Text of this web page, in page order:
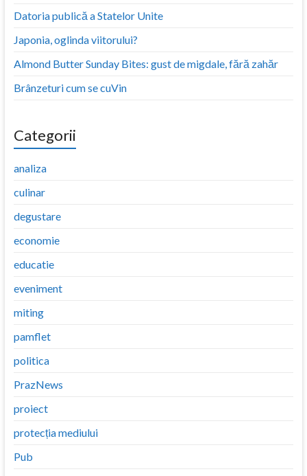
Datoria publică a Statelor Unite
Japonia, oglinda viitorului?
Almond Butter Sunday Bites: gust de migdale, fără zahăr
Brânzeturi cum se cuVin
Categorii
analiza
culinar
degustare
economie
educatie
eveniment
miting
pamflet
politica
PrazNews
proiect
protecția mediului
Pub